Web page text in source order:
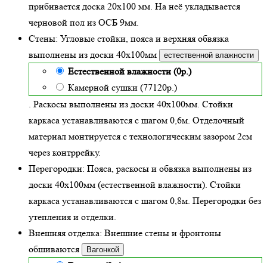
прибивается доска 20х100 мм. На неё укладывается
черновой пол из ОСБ 9мм.
Стены: Угловые стойки, пояса и верхняя обвязка
выполнены из доски 40х100мм естественной влажности
Естественной влажности (0р.)
Камерной сушки (77120р.)
. Раскосы выполнены из доски 40х100мм. Стойки
каркаса устанавливаются с шагом 0,6м. Отделочный
материал монтируется с технологическим зазором 2см
через контррейку.
Перегородки: Пояса, раскосы и обвязка выполнены из
доски 40х100мм (естественной влажности). Стойки
каркаса устанавливаются с шагом 0,8м. Перегородки без
утепления и отделки.
Внешняя отделка: Внешние стены и фронтоны
обшиваются
Вагонкой